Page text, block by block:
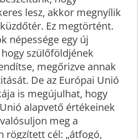
lesz, akkor megnyílik
Ez megtörtént.
népessége egy új
szülőföldjének
megőrizve annak
De az Európai Unió
is megújulhat, hogy
alapvető értékeinek
meg a
rögzített cél: „átfogó,